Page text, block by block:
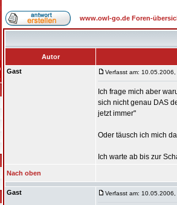
www.owl-go.de Foren-
Autor
Gast
Verfasst am:
Ich frage mich aber
sich nicht genau DAS
jetzt immer"
Oder täusch ich mich
Ich warte ab bis zur
Nach oben
Gast Verfasst am: